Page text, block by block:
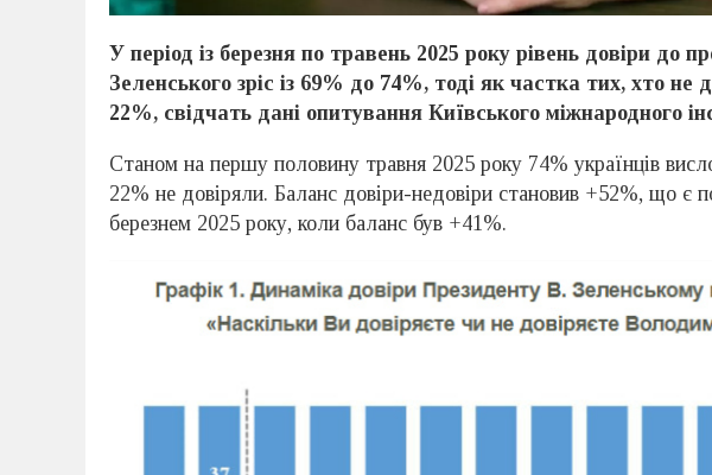
У період із березня по травень 2025 року рівень довіри до
Зеленського зріс із 69% до 74%, тоді як частка тих, хто не
22%, свідчать дані опитування Київського міжнародного
Станом на першу половину травня 2025 року 74% українців
22% не довіряли. Баланс довіри-недовіри становив +52%, що є
березнем 2025 року, коли баланс був +41%.